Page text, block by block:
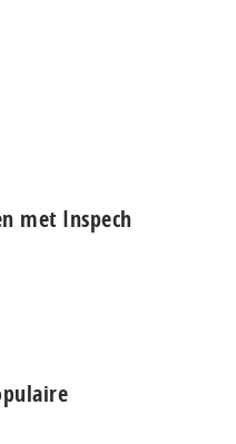
met Inspech